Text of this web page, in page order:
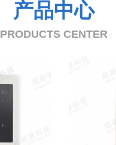
产品中心
PRODUCTS CENTER